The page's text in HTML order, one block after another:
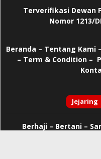
Terverifikasi Dewan
Nomor 1213/
Beranda – Tentang Kami –
– Term & Condition –
Berhaji– Bertani –